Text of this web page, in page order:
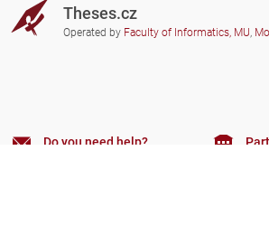
Theses.cz
Operated by Faculty of Informatics, MU,
Do you need help?